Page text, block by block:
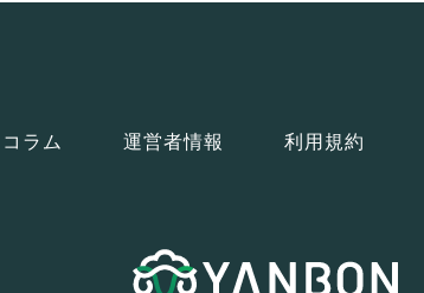
コラム 運営者情報 利用規約